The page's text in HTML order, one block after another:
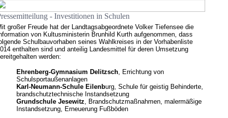
- Investitionen in Schulen
großer Freude hat der Landtagsabgeordnete Volker Tiefensee die
von Kultusministerin Brunhild Kurth aufgenommen, dass
Schulbauvorhaben seines Wahlkreises in der Vorhabenliste
enthalten sind und anteilig Landesmittel für deren Umsetzung
werden:
Ehrenberg-Gymnasium Delitzsch, Errichtung von
Schulsportaußenanlagen
Karl-Neumann-Schule Eilenburg, Schule für geistig Behinderte,
brandschutztechnische Instandsetzung
Grundschule Jesewitz, Brandschutzmaßnahmen, malermäßige
Instandsetzung, Erneuerung Fußböden